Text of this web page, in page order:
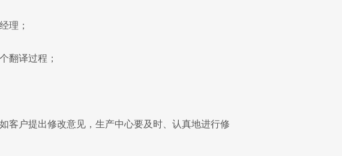
理；
翻译过程；
客户提出修改意见，生产中心要及时、认真地进行修